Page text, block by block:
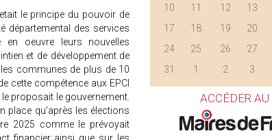
le principe du pouvoir de
départemental des services
oeuvre leurs nouvelles
et de développement de
communes de plus de 10
cette compétence aux EPCI
proposait le gouvernement.
place qu’après les élections
2025 comme le prévoyait
10
11 12 13
17
18 19 20
24
25 26 27
31
1 2 3
ACCÉDER